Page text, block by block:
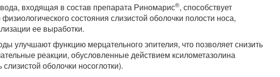
входящая в состав препарата Риномарис®, способствует
состояния слизистой оболочки полости носа,
ее выработки.
улучшают функцию мерцательного эпителия, что позволяет снизить
реакции, обусловленные действием ксилометазолина
оболочки носоглотки).